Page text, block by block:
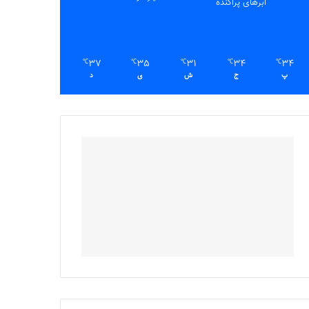
ابرهای پراکنده
34
℃
پ
34
℃
ج
31
℃
ش
35
℃
ی
37
℃
د